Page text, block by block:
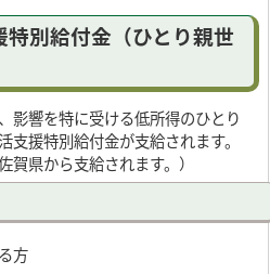
別給付金（ひとり親世
影響を特に受ける低所得のひとり
支援特別給付金が支給されます。
賀県から支給されます。）
方